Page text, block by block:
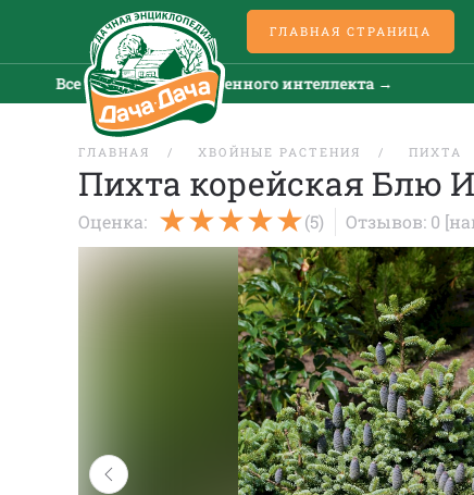
ГЛАВНАЯ СТРАНИЦА
Все новости искусственного интеллекта →
ГЛАВНАЯ ХВОЙНЫЕ РАСТЕНИЯ ПИХТА
Пихта корейская Блю
Оценка: (5) Отзывов: 0